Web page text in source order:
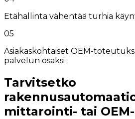
Etähallinta vähentää turhia
05
Asiakaskohtaiset OEM-
palvelun osaksi
Tarvitsetko
mittarointi- tai